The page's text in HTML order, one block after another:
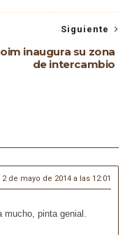
Siguiente
inaugura su zona
de intercambio
2 de mayo de 2014 a las 12:01
mucho, pinta genial.